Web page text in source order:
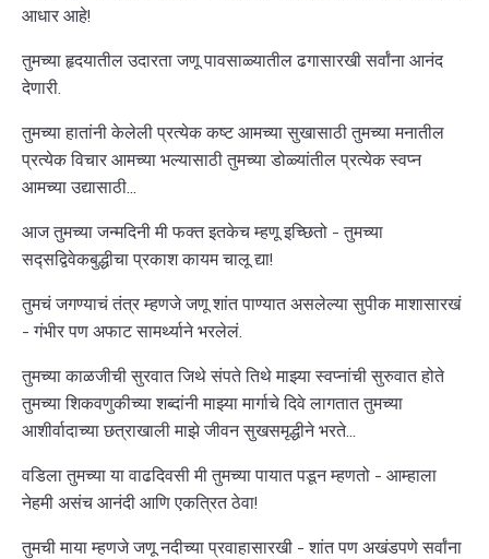
आधार आहे!
तुमच्या हृदयातील उदारता जणू पावसाळ्यातील ढगासारखी सर्वांना आनंद
देणारी.
तुमच्या हातांनी केलेली प्रत्येक कष्ट आमच्या सुखासाठी तुमच्या मनातील
प्रत्येक विचार आमच्या भल्यासाठी तुमच्या डोळ्यांतील प्रत्येक स्वप्न
आमच्या उद्यासाठी...
आज तुमच्या जन्मदिनी मी फक्त इतकेच म्हणू इच्छितो - तुमच्या
सद्सद्विवेकबुद्धीचा प्रकाश कायम चालू द्या!
तुमचं जगण्याचं तंत्र म्हणजे जणू शांत पाण्यात असलेल्या सुपीक माशासारखं
- गंभीर पण अफाट सामर्थ्याने भरलेलं.
तुमच्या काळजीची सुरवात जिथे संपते तिथे माझ्या स्वप्नांची सुरुवात होते
तुमच्या शिकवणुकीच्या शब्दांनी माझ्या मार्गाचे दिवे लागतात तुमच्या
आशीर्वादाच्या छत्राखाली माझे जीवन सुखसमृद्धीने भरते...
वडिला तुमच्या या वाढदिवसी मी तुमच्या पायात पडून म्हणतो - आम्हाला
नेहमी असंच आनंदी आणि एकत्रित ठेवा!
तुमची माया म्हणजे जणू नदीच्या प्रवाहासारखी - शांत पण अखंडपणे सर्वांना